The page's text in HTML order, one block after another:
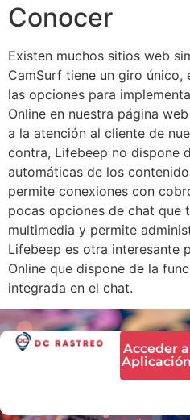
Conocer
Existen muchos sitios web
CamSurf tiene un giro único,
las opciones para
Online en nuestra página
a la atención al cliente de
contra, Lifebeep no dispone
automáticas de los
permite conexiones con
pocas opciones de chat que
multimedia y permite
Lifebeep es otra interesante
Online que dispone de la
integrada en el chat.
Acceder a
Aplicación